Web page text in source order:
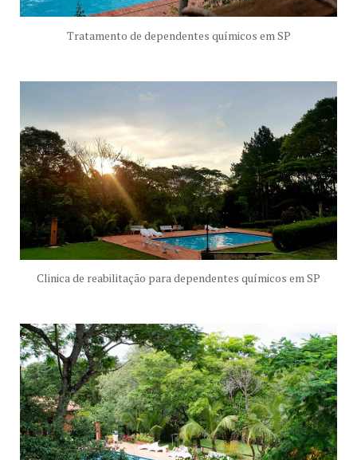
Tratamento de dependentes químicos em SP
Clinica de reabilitação para dependentes químicos em SP